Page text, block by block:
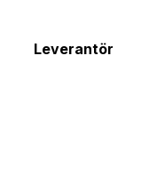
Leverantör